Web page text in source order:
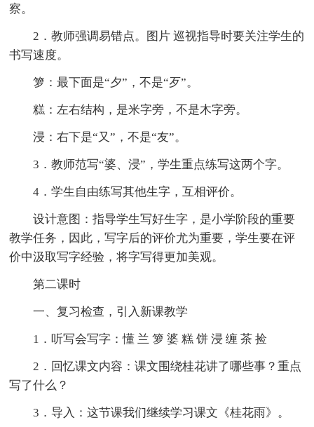
察。
2．教师强调易错点。图片 巡视指导时要关注学生的
书写速度。
箩：最下面是“夕”，不是“歹”。
糕：左右结构，是米字旁，不是木字旁。
浸：右下是“又”，不是“友”。
3．教师范写“婆、浸”，学生重点练写这两个字。
4．学生自由练写其他生字，互相评价。
设计意图：指导学生写好生字，是小学阶段的重要
教学任务，因此，写字后的评价尤为重要，学生要在评
价中汲取写字经验，将字写得更加美观。
第二课时
一、复习检查，引入新课教学
1．听写会写字：懂 兰 箩 婆 糕 饼 浸 缠 茶 捡
2．回忆课文内容：课文围绕桂花讲了哪些事？重点
写了什么？
3．导入：这节课我们继续学习课文《桂花雨》。